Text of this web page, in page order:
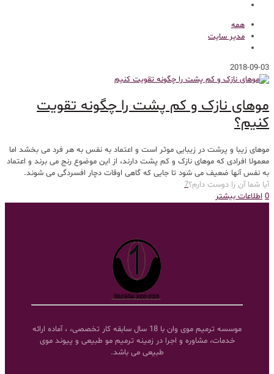
همه
مدیر سایت
2018-09-03
موهای نازک و کم پشت را چگونه تقویت
کنیم؟
موهای زیبا و پرشت در زیبایی موثر است و اعتماد به نفس به هر فرد می بخشد اما
معمولا افرادی که موهای نازک و کم پشت دارند، از این موضوع رنج می برند و اعتماد
به نفس آنها ضعیف می شود تا جایی که گاهی اوقات دچار افسردگی می شوند.
آیا شما آن را دوست دارم؟7
0 اطلاعات بیشتر
موسسه ترمیم موی وان با 18 سال سابقه کار تخصصی، ، آماده ارائه
خدمات، مشاوره و اجرا در زمینه ترمیم مو طبیعی و پیوند موی
طبیعی می باشد.